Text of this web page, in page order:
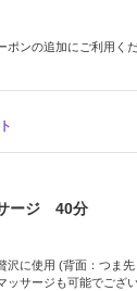
ポンの追加にご利用く
ージ 40分
沢に使用 (背面：つま
ッサージも可能でござ